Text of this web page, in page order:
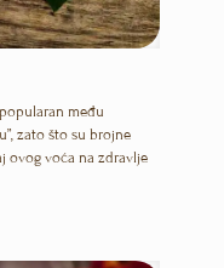
među
zato što su brojne
ovog voća na zdravlje